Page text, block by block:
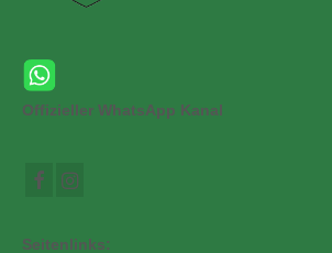
Offizieller WhatsApp Kanal
Seitenlinks: